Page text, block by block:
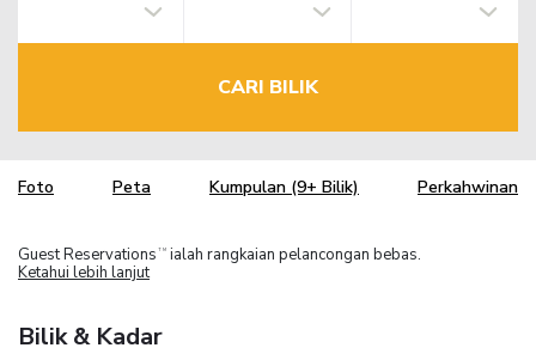
CARI BILIK
Foto Peta Kumpulan (9+ Bilik) Perkahwinan
Guest Reservations TM ialah rangkaian pelancongan bebas.
Ketahui lebih lanjut
Bilik & Kadar